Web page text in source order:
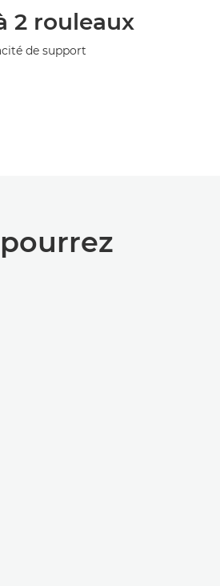
2 rouleaux
de support